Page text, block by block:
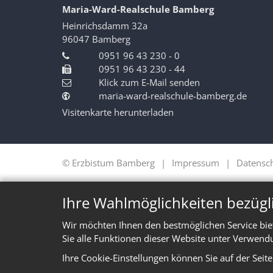
Ihre Wahlmöglichkeiten
Wir möchten Ihnen den bestmöglichen Service
Sie alle Funktionen dieser Website unter
Ihre Cookie-Einstellungen können Sie auf der
Maria-Ward-Realschule Bamberg
Heinrichsdamm 32a
96047 Bamberg
0951 96 43 230 - 0
0951 96 43 230 - 44
Klick zum E-Mail senden
maria-ward-realschule-bamberg.de
Visitenkarte herunterladen
© Erzbistum Bamberg Impressum